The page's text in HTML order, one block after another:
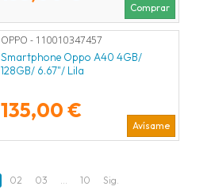
Comprar
OPPO - 110010347457
Smartphone Oppo A40 4GB/
128GB/ 6.67"/ Lila
135,00 €
Avísame
02 03 10 Sig.